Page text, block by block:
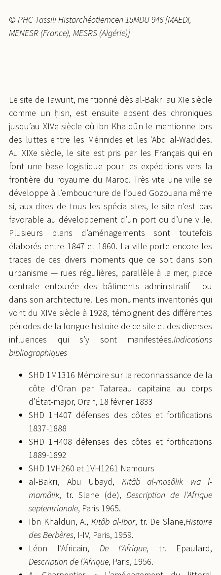
© PHC Tassili Histarchéotlemcen 15MDU 946 [MAEDI,
MENESR (France), MESRS (Algérie)]
Le site de Tawūnt, mentionné dès al-Bakrī au XIe siècle
comme un ḥisn, est ensuite absent des chroniques
jusqu’au XIVe siècle où ibn Khaldūn le mentionne lors
des luttes entre les Mérinides et les ‘Abd al-Wādides.
Au XIXe siècle, le site est pris par les Français qui en
font une base logistique pour les expéditions vers la
frontière du royaume du Maroc. Très vite une ville se
développe à l’embouchure de l’oued Gozouana même
si, aux dires de tous les spécialistes, le site n’est pas
favorable au développement d’un port ou d’une ville.
Plusieurs plans d’aménagements sont toutefois
élaborés entre 1847 et 1860. La ville porte encore les
traces de ces divers moments que ce soit dans son
urbanisme — rues régulières, parallèle à la mer, place
centrale entourée des bâtiments administratif— ou
dans son architecture. Les monuments inventoriés qui
vont du XIVe siècle à 1928, témoignent des différentes
périodes de la longue histoire de ce site et des diverses
influences qui s’y sont manifestées.Indications
bibliographiques
SHD 1M1316 Mémoire sur la reconnaissance de la
côte d’Oran par Tatareau capitaine au corps
d’État-major, Oran, 18 février 1833
SHD 1H407 défenses des côtes et fortifications
1837-1888
SHD 1H408 défenses des côtes et fortifications
1889-1892
SHD 1VH260 et 1VH1261 Nemours
al-Bakrī, Abu Ubayd, Kitâb al-masâlik wa l-
mamâlik, tr. Slane (de), Description de l’Afrique
septentrionale, Paris 1965.
Ibn Khaldūn, A.,Kitâb al-Ibar, tr. De Slane,Histoire
des Berbères, I-IV, Paris, 1959.
Léon l’Africain, De l’Afrique, tr. Epaulard,
Description de l’Afrique, Paris, 1956.